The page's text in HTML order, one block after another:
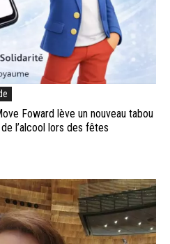
Foward lève un nouveau tabou
l’alcool lors des fêtes